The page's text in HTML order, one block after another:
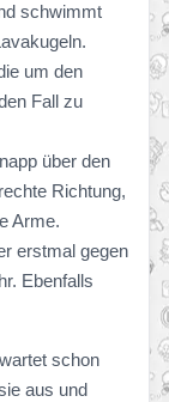
schwimmt
um den
Fall zu
über den
Richtung,
Arme.
erstmal gegen
Ebenfalls
schon
aus und